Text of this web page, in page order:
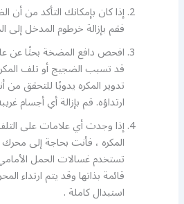
إذا كان بإمكانك التأكد من
فقم بإزالة خرطوم المدخل إلى
افحص دافع المضخة بحثًا عن
قد تسبب الضجيج أو تلف
تدوير المكره يدويًا للتحقق من
ارتداؤه. قم بإزالة أي أجسام
إذا وجدت أي علامات على
المكره ، فأنت بحاجة إلى
تستخدم غسالات الحمل
قائمة بذاتها وقد يتم ارتداء
استبدال كاملة .